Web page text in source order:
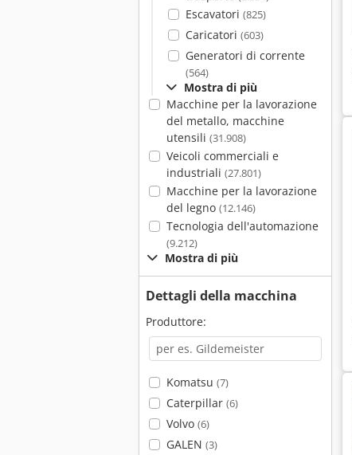
Escavatori (825)
Caricatori (603)
Generatori di corrente
(564)
Mostra di più
Macchine per la lavorazione
del metallo, macchine
utensili (31.908)
Veicoli commerciali e
industriali (27.801)
Macchine per la lavorazione
del legno (12.146)
Tecnologia dell'automazione
(9.212)
Mostra di più
Dettagli della macchina
Produttore:
Komatsu (7)
Caterpillar (6)
Volvo (6)
GALEN (3)